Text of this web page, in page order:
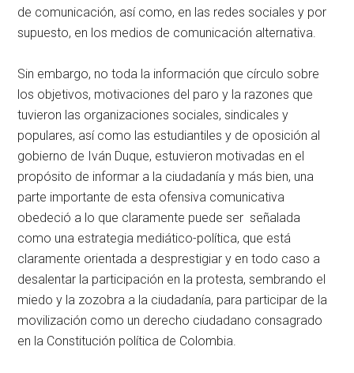
de comunicación, así como, en las redes sociales y por
supuesto, en los medios de comunicación alternativa.
Sin embargo, no toda la información que círculo sobre
los objetivos, motivaciones del paro y la razones que
tuvieron las organizaciones sociales, sindicales y
populares, así como las estudiantiles y de oposición al
gobierno de Iván Duque, estuvieron motivadas en el
propósito de informar a la ciudadanía y más bien, una
parte importante de esta ofensiva comunicativa
obedeció a lo que claramente puede ser señalada
como una estrategia mediático-política, que está
claramente orientada a desprestigiar y en todo caso a
desalentar la participación en la protesta, sembrando el
miedo y la zozobra a la ciudadanía, para participar de la
movilización como un derecho ciudadano consagrado
en la Constitución política de Colombia.